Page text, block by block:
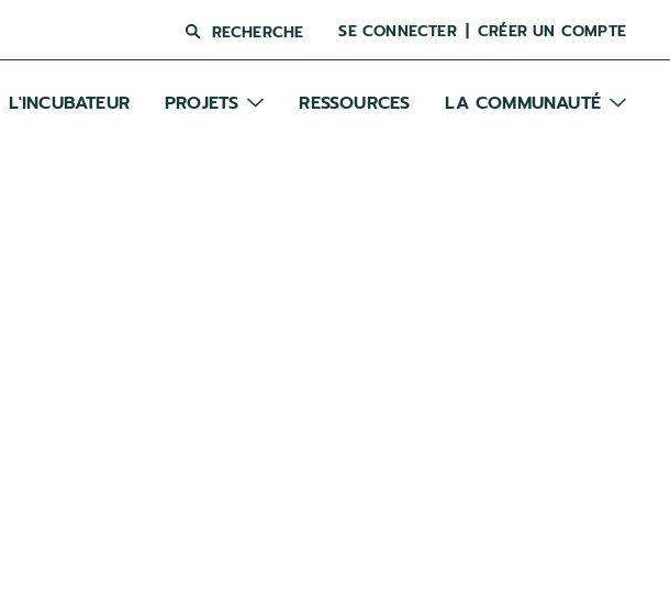
RECHERCHE SE CONNECTER CRÉER UN COMPTE
L'INCUBATEUR PROJETS RESSOURCES LA COMMUNAUTÉ